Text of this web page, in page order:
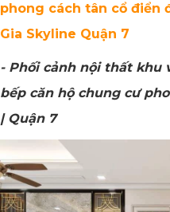
phong cách tân cổ điển
Gia Skyline Quận 7
- Phối cảnh nội thất khu
bếp căn hộ chung cư
| Quận 7